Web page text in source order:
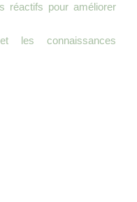
réactifs pour améliorer
les connaissances